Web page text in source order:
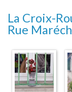
La Croix-
Rue